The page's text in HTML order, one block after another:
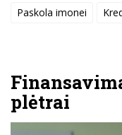
plėtrai
Paskola imonei